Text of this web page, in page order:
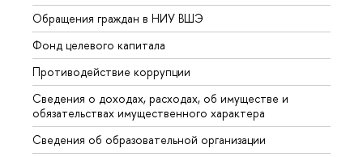
Обращения граждан в НИУ ВШЭ
Фонд целевого капитала
Противодействие коррупции
Сведения о доходах, расходах, об имуществе и
обязательствах имущественного характера
Сведения об образовательной организации